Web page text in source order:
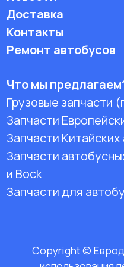
Доставка
Контакты
Ремонт автобусов
Что мы
Грузовые запчасти
Запчасти
Запчасти
Запчасти
и Bock
Запчасти для
Copyright ©